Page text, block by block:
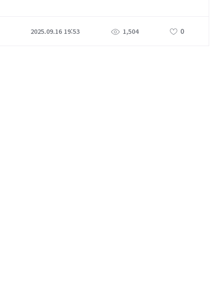
2025.09.16 19:53 1,504 0